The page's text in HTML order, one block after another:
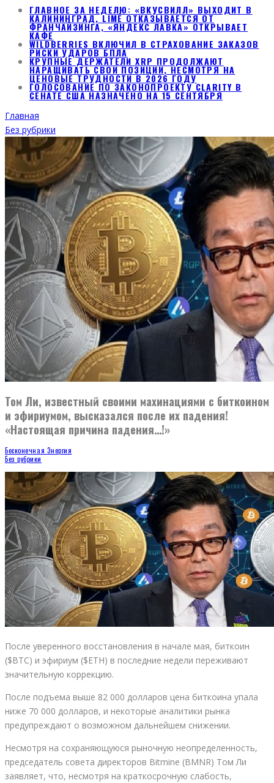
ГЛАВНОЕ ЗА НЕДЕЛЮ: «ВКУСВИЛЛ» ВЫХОДИТ В
КАЛИНИНГРАД, LIMÉ ОТКАЗЫВАЕТСЯ ОТ
ФРАНЧАЙЗИНГА, «ЯНДЕКС ЛАВКА» ОТКРЫВАЕТ
КАФЕ
WILDBERRIES ВКЛЮЧИЛ В СТРАХОВАНИЕ ЗАКАЗОВ
РИСКИ УДАРОВ БПЛА
КРУПНЫЕ ДЕРЖАТЕЛИ XRP ПРОДОЛЖАЮТ
НАРАЩИВАТЬ СВОИ ПОЗИЦИИ, НЕСМОТРЯ НА
ЦЕНОВЫЕ ТРУДНОСТИ В 2026 ГОДУ
ГОЛОСОВАНИЕ ПО ЗАКОНОПРОЕКТУ CLARITY В
СЕНАТЕ США НАЗНАЧЕНО НА 15 СЕНТЯБРЯ
Главная
Без рубрики
Том Ли, известный своими махинациями с биткоином
и эфириумом, высказался после их падения!
«Настоящая причина падения…!»
Бесконечная Энергия
Без рубрики
После уверенного восстановления в начале мая, биткоин
($BTC) и эфириум ($ETH) в последние недели переживают
значительную коррекцию.
После подъема выше 82 000 долларов цена биткоина упала
ниже 70 000 долларов, и некоторые аналитики рынка
предупреждают о возможном дальнейшем снижении.
Несмотря на сохраняющуюся рыночную неопределенность,
председатель совета директоров Bitmine (BMNR) Том Ли
заявляет, что, несмотря на краткосрочную слабость,